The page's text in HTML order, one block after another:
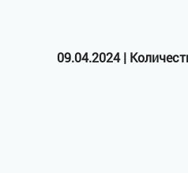
09.04.2024 |